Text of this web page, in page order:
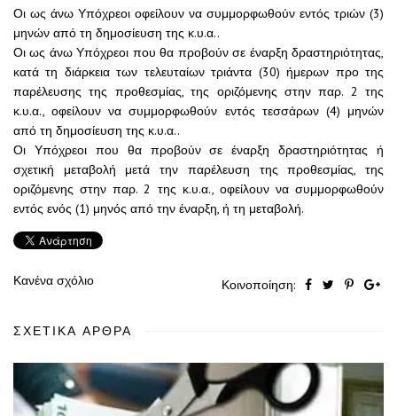
Οι ως άνω Υπόχρεοι οφείλουν να συμμορφωθούν εντός τριών (3)
μηνών από τη δημοσίευση της κ.υ.α..
Οι ως άνω Υπόχρεοι που θα προβούν σε έναρξη δραστηριότητας,
κατά τη διάρκεια των τελευταίων τριάντα (30) ήμερων προ της
παρέλευσης της προθεσμίας, της οριζόμενης στην παρ. 2 της
κ.υ.α., οφείλουν να συμμορφωθούν εντός τεσσάρων (4) μηνών
από τη δημοσίευση της κ.υ.α..
Οι Υπόχρεοι που θα προβούν σε έναρξη δραστηριότητας ή
σχετική μεταβολή μετά την παρέλευση της προθεσμίας, της
οριζόμενης στην παρ. 2 της κ.υ.α., οφείλουν να συμμορφωθούν
εντός ενός (1) μηνός από την έναρξη, ή τη μεταβολή.
Κανένα σχόλιο Κοινοποίηση:
ΣΧΕΤΙΚΆ ΆΡΘΡΑ